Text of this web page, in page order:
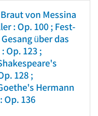
von Messina
: Op. 100 ; Fest-
über das
Op. 123 ;
128 ;
Hermann
Op. 136